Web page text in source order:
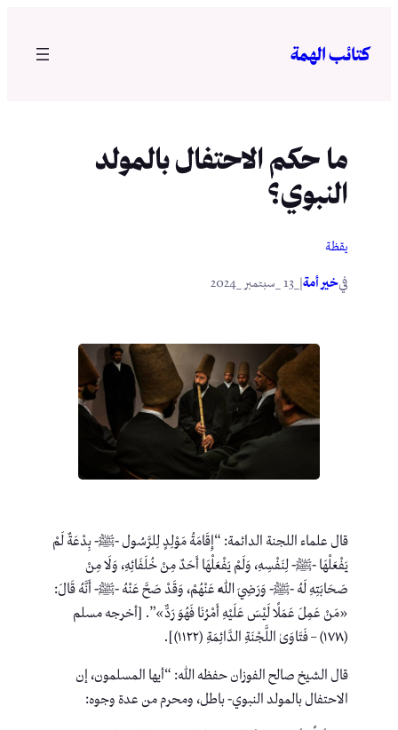
المحتوى
كتائب الهمة
ما حكم الاحتفال بالمولد
النبوي؟
يقظة
فيخير أمة
قال علماء اللجنة الدائمة: “إِقَامَةُ مَوْلِدٍ لِلرَّسُول -ﷺ- بِدْعَةٌ لَمْ
يَفْعَلْهَا -ﷺ- لِنَفْسِهِ، وَلَمْ يَفْعَلْهَا أَحَدٌ مِنْ خُلَفَائِهِ، وَلَا مِنْ
صَحَابَتِهِ لَهُ -ﷺ- وَرَضِيَ اللَّهُ عَنْهُمْ، وَقَدْ صَحَّ عَنْهُ -ﷺ- أَنَّهُ قَالَ:
«مَنْ عَمِلَ عَمَلًا لَيْسَ عَلَيْهِ أَمْرُنَا فَهُوَ رَدٌّ»”. [أخرجه مسلم
(١٧١٨) – فَتَاوَىٰ اللَّجْنَةِ الدَّائِمَةِ (١١٢٢)].
قال الشيخ صالح الفوزان حفظه الله: “أيها المسلمون، إن
الاحتفال بالمولد النبوي- باطل، ومحرم من عدة وجوه: